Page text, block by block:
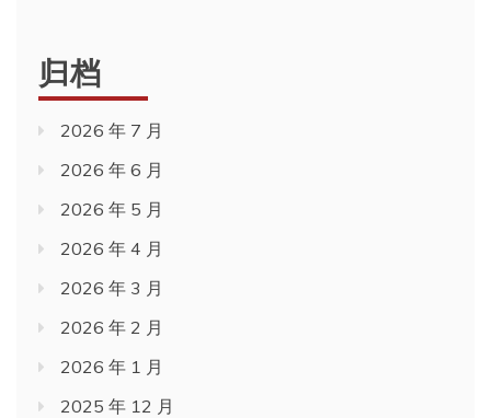
归档
2026 年 7 月
2026 年 6 月
2026 年 5 月
2026 年 4 月
2026 年 3 月
2026 年 2 月
2026 年 1 月
2025 年 12 月